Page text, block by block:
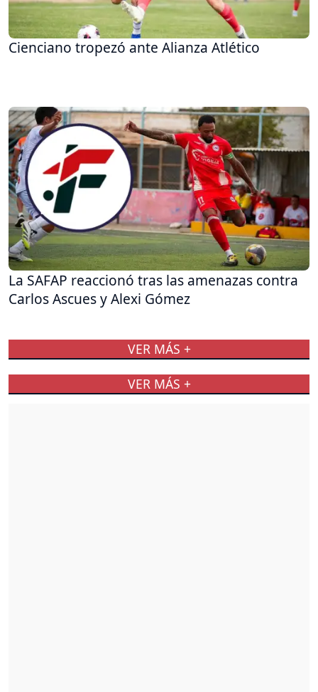
Cienciano tropezó ante Alianza Atlético
La SAFAP reaccionó tras las amenazas contra
Carlos Ascues y Alexi Gómez
VER MÁS +
VER MÁS +